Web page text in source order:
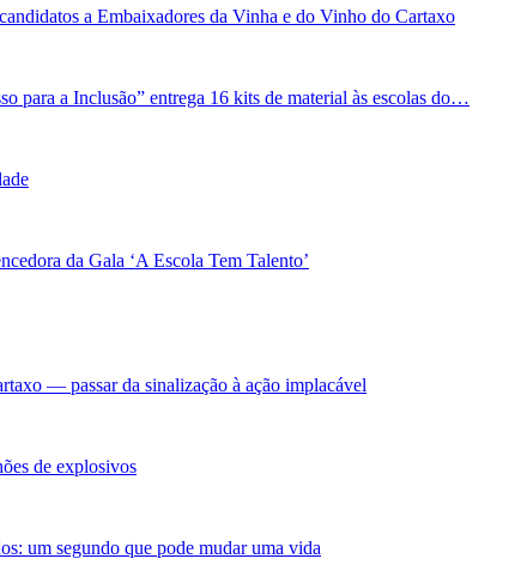
a Embaixadores da Vinha e do Vinho do Cartaxo
para a Inclusão” entrega 16 kits de material às escolas do…
da Gala ‘A Escola Tem Talento’
— passar da sinalização à ação implacável
de explosivos
um segundo que pode mudar uma vida